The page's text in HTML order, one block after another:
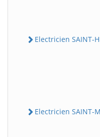
Electricien SAINT-
Electricien SAINT-